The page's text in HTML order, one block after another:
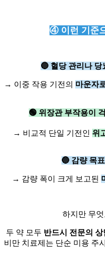
④ 이런 기준
🔵 혈당 관리나
→ 이중 작용 기전의 마운자
🟢 위장관 부작용이
→ 비교적 단일 기전인 위
🔵 감량 목
→ 감량 폭이 크게 보고된
하지만 무
두 약 모두 반드시 전문의
비만 치료제는 단순 미용 주